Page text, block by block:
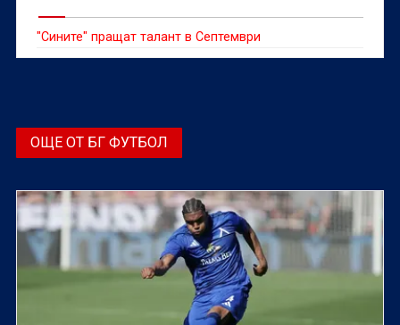
"Сините" пращат талант в Септември
ОЩЕ ОТ БГ ФУТБОЛ